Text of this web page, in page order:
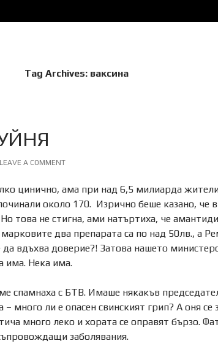
Tag Archives: ваксина
LEAVE A COMMENT
цинично, ама при над 6,5 милиарда
около 170. Изрично беше казано,
това не стигна, ами натъртиха, че
два препарата са по над 50лв., а
вдъхва доверие?! Затова нашето
има. Нека има.
спамнаха с БТВ. Имаше някакъв
– много ли е опасен свинският грип? А оня се
много леко и хората се оправят бързо.
заболявания.